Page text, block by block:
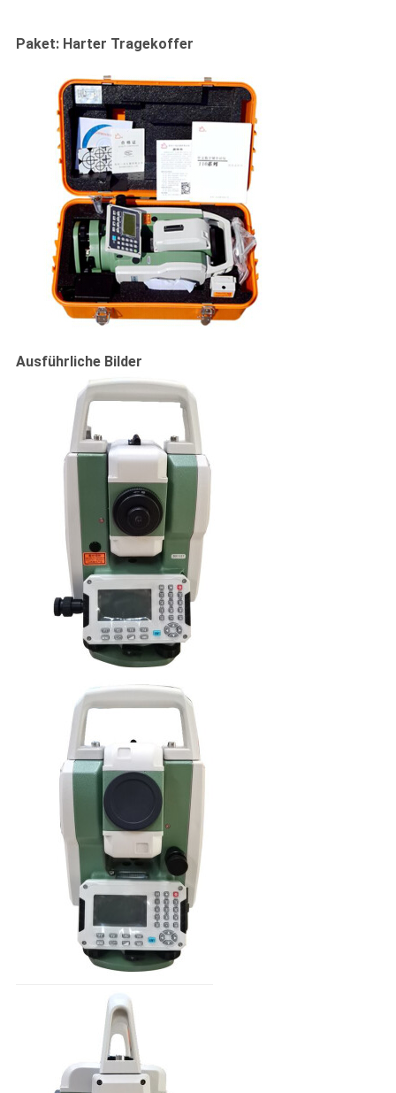
Paket: Harter Tragekoffer
Ausführliche Bilder